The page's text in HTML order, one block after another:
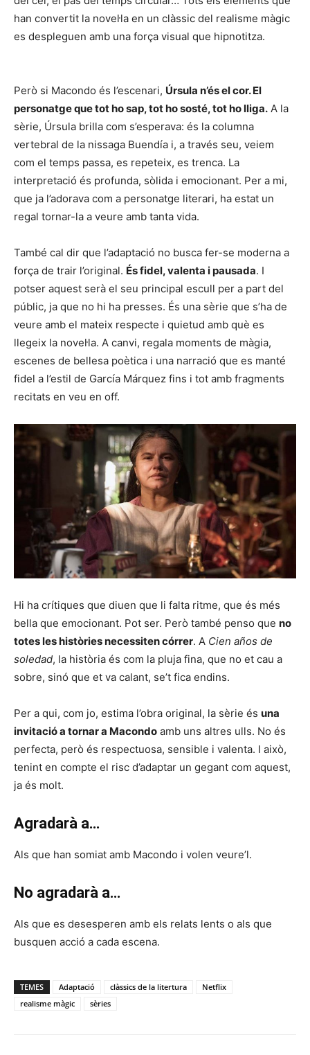
han convertit la novel·la en un clàssic del realisme màgic
es despleguen amb una força visual que hipnotitza.
Però si Macondo és l’escenari, Úrsula n’és el cor. El
personatge que tot ho sap, tot ho sosté, tot ho lliga. A la
sèrie, Úrsula brilla com s’esperava: és la columna
vertebral de la nissaga Buendía i, a través seu, veiem
com el temps passa, es repeteix, es trenca. La
interpretació és profunda, sòlida i emocionant. Per a mi,
que ja l’adorava com a personatge literari, ha estat un
regal tornar-la a veure amb tanta vida.
També cal dir que l’adaptació no busca fer-se moderna a
força de trair l’original. És fidel, valenta i pausada. I
potser aquest serà el seu principal escull per a part del
públic, ja que no hi ha presses. És una sèrie que s’ha de
veure amb el mateix respecte i quietud amb què es
llegeix la novel·la. A canvi, regala moments de màgia,
escenes de bellesa poètica i una narració que es manté
fidel a l’estil de García Márquez fins i tot amb fragments
recitats en veu en off.
Hi ha crítiques que diuen que li falta ritme, que és més
bella que emocionant. Pot ser. Però també penso que no
totes les històries necessiten córrer. A Cien años de
soledad, la història és com la pluja fina, que no et cau a
sobre, sinó que et va calant, se’t fica endins.
Per a qui, com jo, estima l’obra original, la sèrie és una
invitació a tornar a Macondo amb uns altres ulls. No és
perfecta, però és respectuosa, sensible i valenta. I això,
tenint en compte el risc d’adaptar un gegant com aquest,
ja és molt.
Agradarà a…
Als que han somiat amb Macondo i volen veure’l.
No agradarà a…
Als que es desesperen amb els relats lents o als que
busquen acció a cada escena.
TEMES Adaptació clàssics de la litertura
Netflix
realisme màgic
sèries